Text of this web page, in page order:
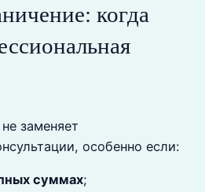
когда
заменяет
особенно если:
суммах;